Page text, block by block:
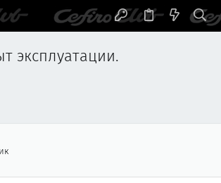
эксплуатации.